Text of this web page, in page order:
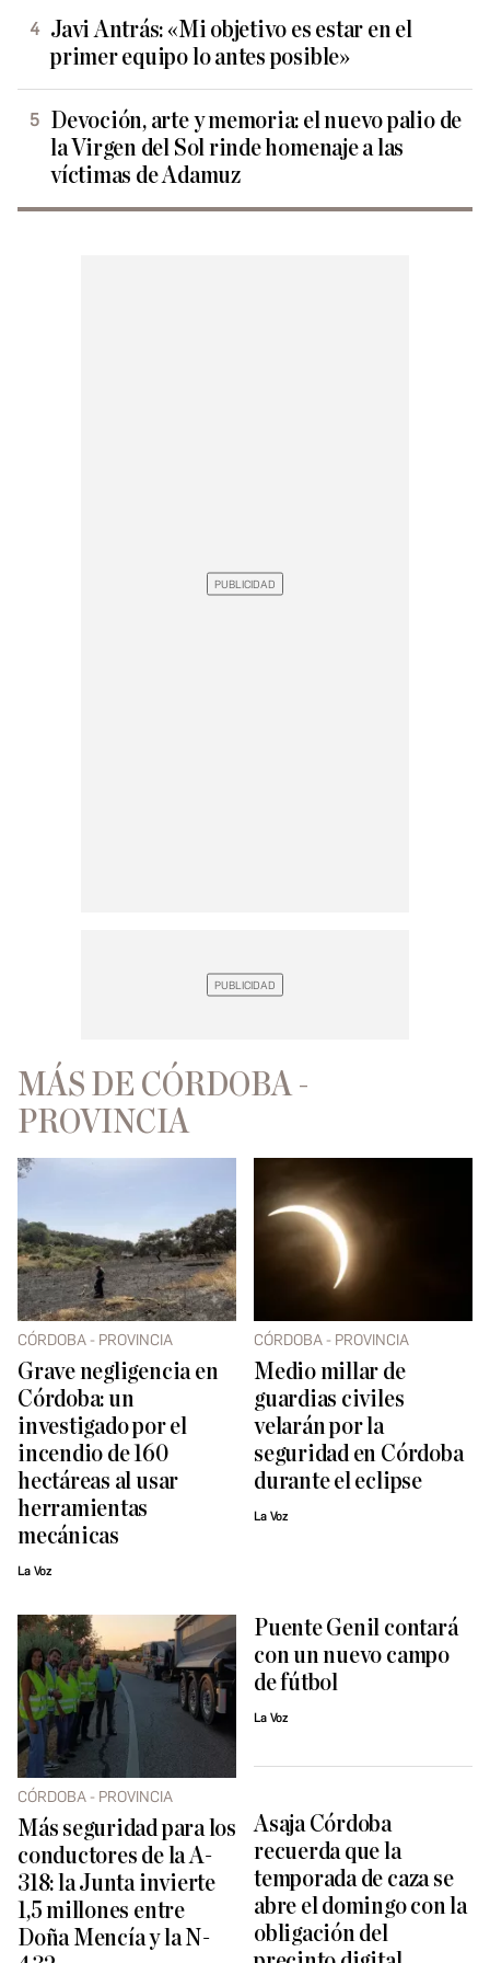
Javi Antrás: «Mi objetivo es estar en el
primer equipo lo antes posible»
Devoción, arte y memoria: el nuevo palio de
la Virgen del Sol rinde homenaje a las
víctimas de Adamuz
MÁS DE CÓRDOBA -
PROVINCIA
CÓRDOBA - PROVINCIA
Grave negligencia en
Córdoba: un
investigado por el
incendio de 160
hectáreas al usar
herramientas
mecánicas
La Voz
CÓRDOBA - PROVINCIA
Medio millar de
guardias civiles
velarán por la
seguridad en Córdoba
durante el eclipse
La Voz
CÓRDOBA - PROVINCIA
Más seguridad para los
conductores de la A-
318: la Junta invierte
1,5 millones entre
Doña Mencía y la N-
Puente Genil contará
con un nuevo campo
de fútbol
La Voz
Asaja Córdoba
recuerda que la
temporada de caza se
abre el domingo con la
obligación del